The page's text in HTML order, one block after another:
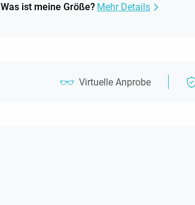
Was ist meine Größe? Mehr Details
Virtuelle Anprobe